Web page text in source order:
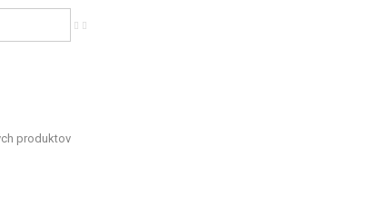
produktov